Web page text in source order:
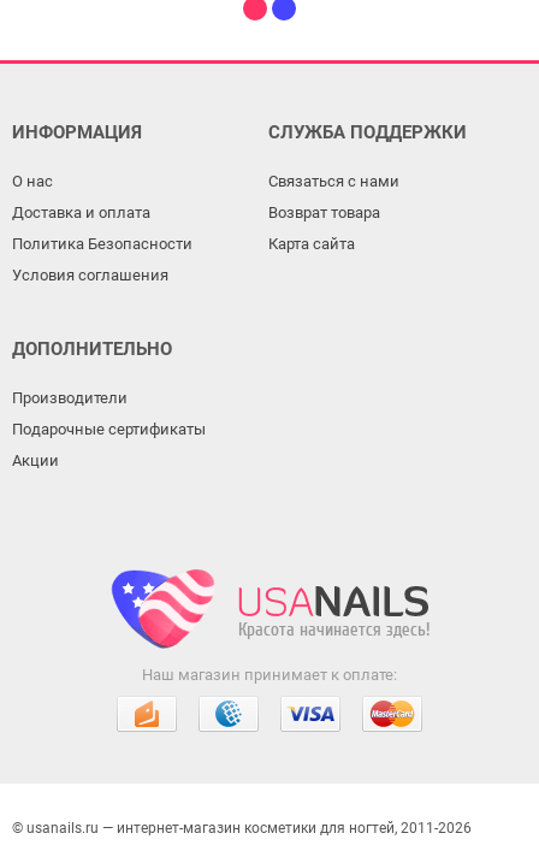
ИНФОРМАЦИЯ
О нас
Доставка и оплата
Политика Безопасности
Условия соглашения
СЛУЖБА ПОДДЕРЖКИ
Связаться с нами
Возврат товара
Карта сайта
ДОПОЛНИТЕЛЬНО
Производители
Подарочные сертификаты
Акции
Наш магазин принимает к оплате:
© usanails.ru — интернет-магазин косметики для ногтей, 2011-2026